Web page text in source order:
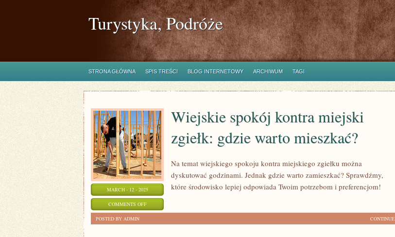
Turystyka, Podróże
STRONA GŁÓWNA SPIS TREŚCI BLOG INTERNETOWY ARCHIWUM TAGI
MARCH - 12 - 2025
COMMENTS OFFON
Wiejskie spokój kontra miejski
zgiełk: gdzie warto mieszkać?
Na temat wiejskiego spokoju kontra miejskiego zgiełku można
dyskutować godzinami. Jednak gdzie warto zamieszkać? Sprawdźmy,
które środowisko lepiej odpowiada Twoim potrzebom i preferencjom!
CONTINUE
POSTED BY ADMIN